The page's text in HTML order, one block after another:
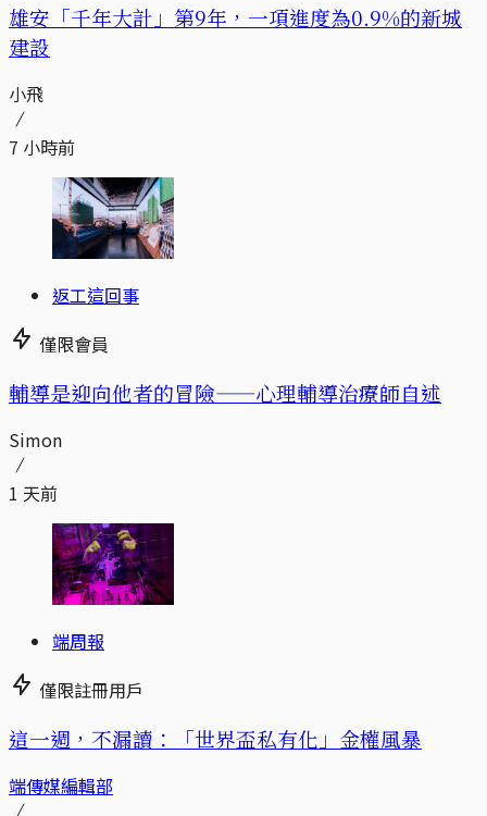
​​雄安「千年大計」第9年，一項進度為0.9%的新城
建設
小飛
7 小時前
返工這回事
僅限會員
輔導是迎向他者的冒險——心理輔導治療師自述
Simon
1 天前
端周報
僅限註冊用戶
這一週，不漏讀：「世界盃私有化」金權風暴
端傳媒編輯部